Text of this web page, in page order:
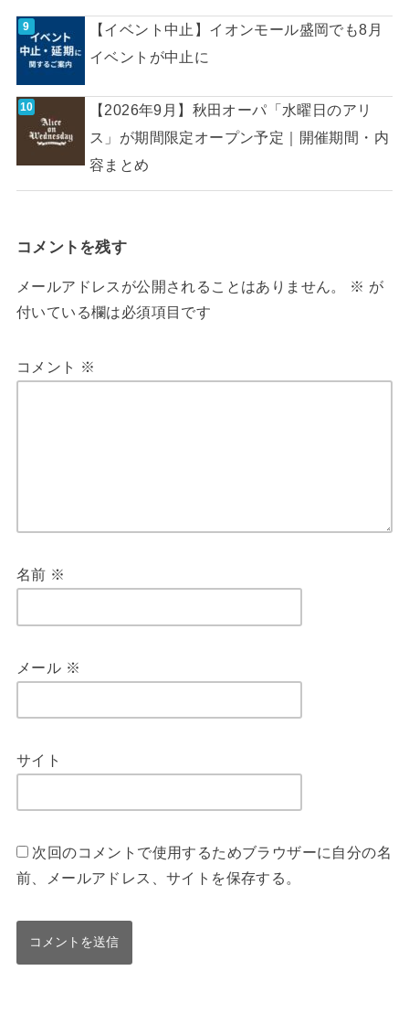
【イベント中止】イオンモール盛岡でも8月
イベントが中止に
【2026年9月】秋田オーパ「水曜日のアリ
ス」が期間限定オープン予定｜開催期間・内
容まとめ
コメントを残す
メールアドレスが公開されることはありません。 ※ が
付いている欄は必須項目です
コメント ※
名前 ※
メール ※
サイト
次回のコメントで使用するためブラウザーに自分の名
前、メールアドレス、サイトを保存する。